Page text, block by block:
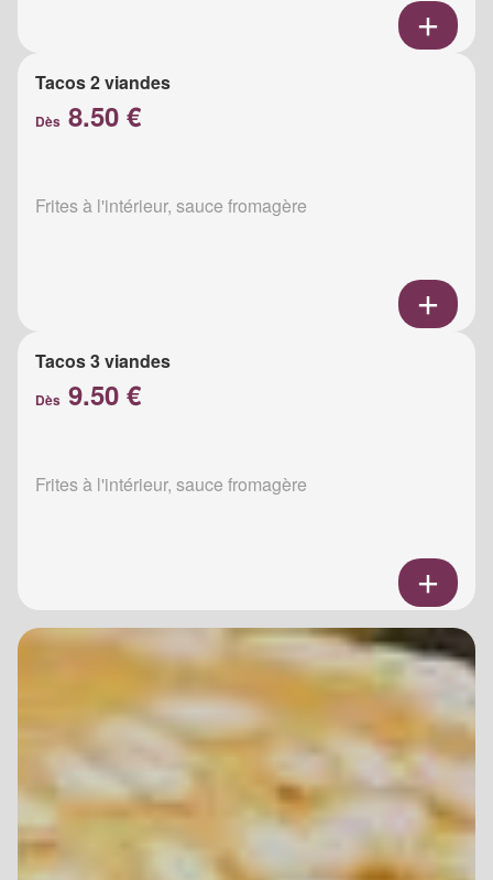
Tacos 2 viandes
Dès 8.50 €
Frites à l'intérieur, sauce fromagère
Tacos 3 viandes
Dès 9.50 €
Frites à l'intérieur, sauce fromagère